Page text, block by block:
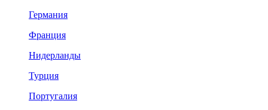
Германия
Франция
Нидерланды
Турция
Португалия